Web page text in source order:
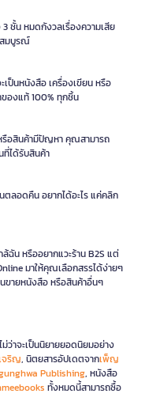
ชั้น หมดกังวลเรื่องความเสีย
มบูรณ์
เป็นหนังสือ เครื่องเขียน หรือ
องแท้ 100% ทุกชิ้น
รือสินค้ามีปัญหา คุณสามารถ
ที่ได้รับสินค้า
ลอดคืน อยากได้อะไร แค่คลิก
ฉัน หรืออยากแวะร้าน B2S แต่
มาให้คุณเลือกสรรได้ง่ายๆ
ขายหนังสือ หรือสินค้าอื่นๆ
ว่าจะเป็นนิยายยอดนิยมอย่าง
จริญ, นิตยสารอัปเดตจากเพ็ญ
Publishing, หนังสือ
ทั้งหมดนี้สามารถซื้อ